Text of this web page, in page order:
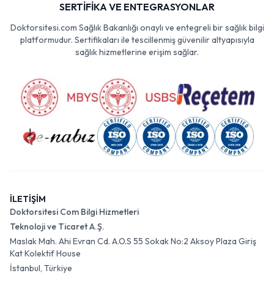
SERTİFİKA VE ENTEGRASYONLAR
Doktorsitesi.com Sağlık Bakanlığı onaylı ve entegreli bir sağlık bilgi
platformudur. Sertifikaları ile tescillenmiş güvenilir altyapısıyla
sağlık hizmetlerine erişim sağlar.
İLETİŞİM
Doktorsitesi Com Bilgi Hizmetleri
Teknoloji ve Ticaret A.Ş.
Maslak Mah. Ahi Evran Cd. A.O.S 55 Sokak No:2 Aksoy Plaza Giriş
Kat Kolektif House
İstanbul, Türkiye